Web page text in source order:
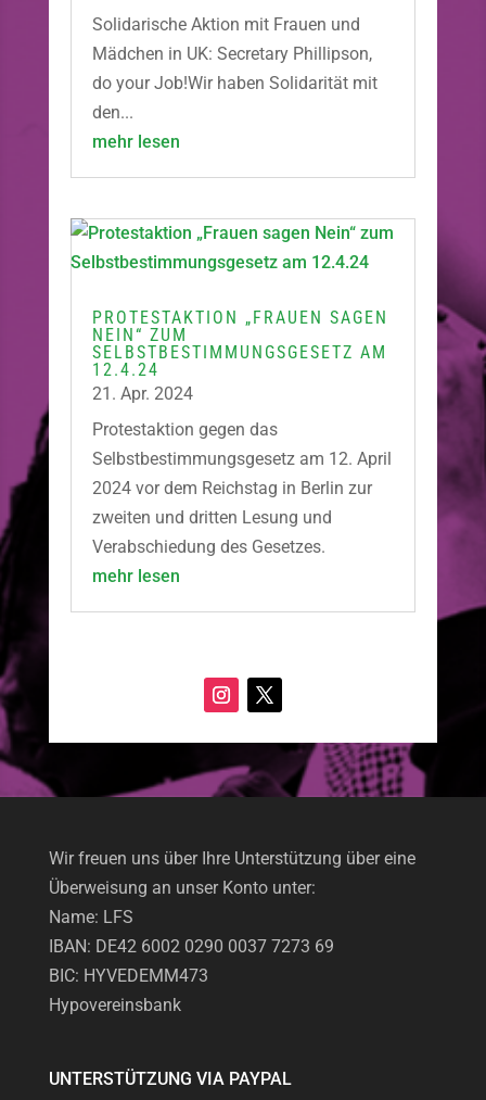
Solidarische Aktion mit Frauen und
Mädchen in UK: Secretary Phillipson,
do your Job!Wir haben Solidarität mit
den...
mehr lesen
PROTESTAKTION „FRAUEN SAGEN
NEIN“ ZUM
SELBSTBESTIMMUNGSGESETZ AM
12.4.24
21. Apr. 2024
Protestaktion gegen das
Selbstbestimmungsgesetz am 12. April
2024 vor dem Reichstag in Berlin zur
zweiten und dritten Lesung und
Verabschiedung des Gesetzes.
mehr lesen
Wir freuen uns über Ihre Unterstützung über eine
Überweisung an unser Konto unter:
Name: LFS
IBAN: DE42 6002 0290 0037 7273 69
BIC: HYVEDEMM473
Hypovereinsbank
UNTERSTÜTZUNG VIA PAYPAL